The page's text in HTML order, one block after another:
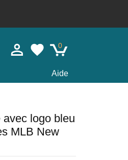
0
Aide
logo bleu
MLB New